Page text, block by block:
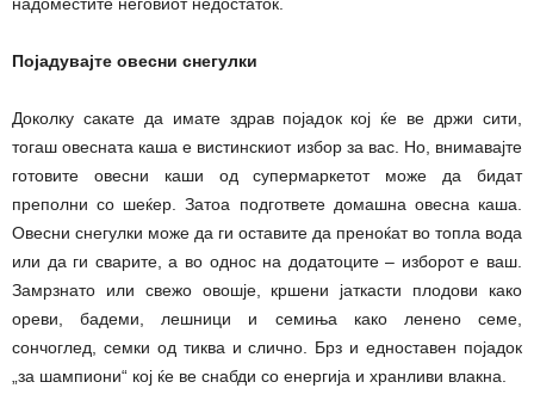
Појадувајте овесни снегулки
Доколку сакате да имате здрав појадок кој ќе ве држи сити,
тогаш овесната каша е вистинскиот избор за вас. Но, внимавајте
готовите овесни каши од супермаркетот може да бидат
преполни со шеќер. Затоа подгответе домашна овесна каша.
Овесни снегулки може да ги оставите да преноќат во топла вода
или да ги сварите, а во однос на додатоците – изборот е ваш.
Замрзнато или свежо овошје, кршени јаткасти плодови како
ореви, бадеми, лешници и семиња како ленено семе,
сончоглед, семки од тиква и слично. Брз и едноставен појадок
„за шампиони“ кој ќе ве снабди со енергија и хранливи влакна.